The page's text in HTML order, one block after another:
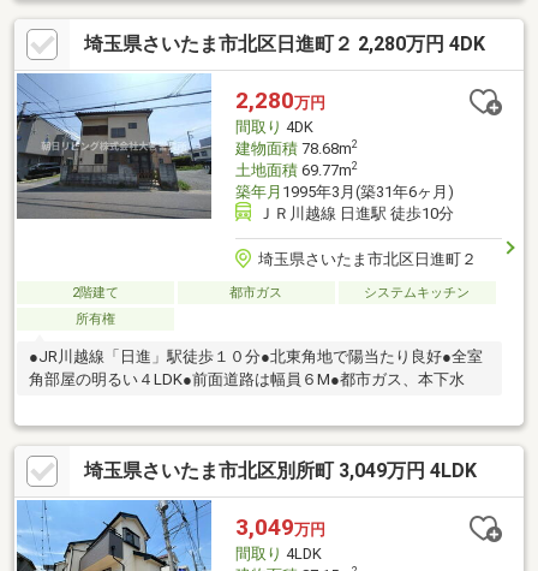
埼玉県さいたま市北区日進町２ 2,280万円 4DK
2,280万円
間取り 4DK
建物面積78.68m2
土地面積69.77m2
築年月 1995年3月(築31年6ヶ月)
ＪＲ川越線 日進駅 徒歩10分
埼玉県さいたま市北区日進町２
2階建て 都市ガス
システムキッチン
所有権
●JR川越線「日進」駅徒歩１０分●北東角地で陽当たり良好●全室
角部屋の明るい４LDK●前面道路は幅員６M●都市ガス、本下水
埼玉県さいたま市北区別所町 3,049万円 4LDK
3,049万円
間取り 4LDK